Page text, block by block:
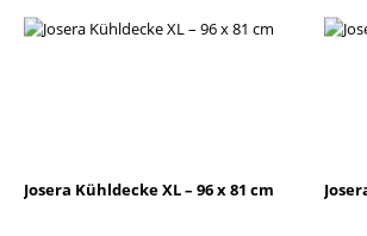
Josera Kühldecke XL – 96 x 81 cm